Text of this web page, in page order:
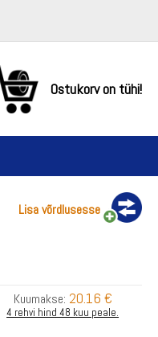
Ostukorv on tühi!
Lisa võrdlusesse
Kuumakse: 20.16 €
4 rehvi hind 48 kuu peale.